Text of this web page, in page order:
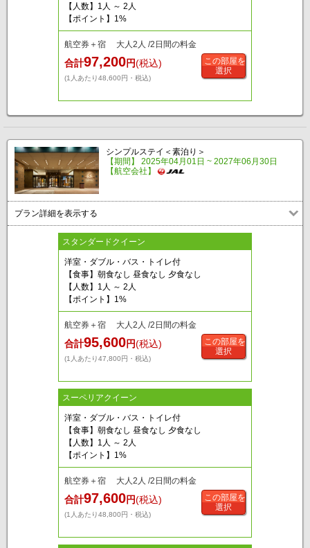
【人数】1人 ～ 2人
【ポイント】1%
航空券＋宿 大人2人 /2日間の料金
合計97,200円(税込)
(1人あたり48,600円・税込)
この部屋を
選択
シンプルステイ＜素泊り＞
【期間】 2025年04月01日 ~ 2027年06月30日
【航空会社】
プラン詳細を表示する
スタンダードクイーン
洋室・ダブル・バス・トイレ付
【食事】朝食なし 昼食なし 夕食なし
【人数】1人 ～ 2人
【ポイント】1%
航空券＋宿 大人2人 /2日間の料金
合計95,600円(税込)
(1人あたり47,800円・税込)
この部屋を
選択
スーペリアクイーン
洋室・ダブル・バス・トイレ付
【食事】朝食なし 昼食なし 夕食なし
【人数】1人 ～ 2人
【ポイント】1%
航空券＋宿 大人2人 /2日間の料金
合計97,600円(税込)
(1人あたり48,800円・税込)
この部屋を
選択